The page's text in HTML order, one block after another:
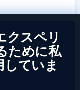
クスペリ
ために私
していま